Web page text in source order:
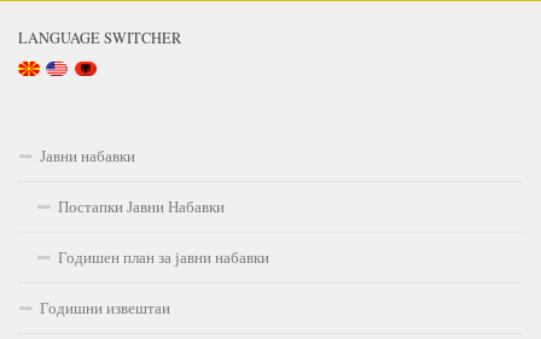
LANGUAGE SWITCHER
Јавни набавки
Постапки Јавни Набавки
Годишен план за јавни набавки
Годишни извештаи